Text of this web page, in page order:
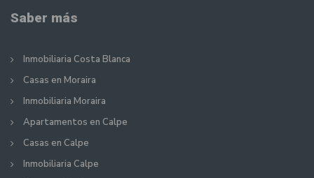
Saber más
Inmobiliaria Costa Blanca
Casas en Moraira
Inmobiliaria Moraira
Apartamentos en Calpe
Casas en Calpe
Inmobiliaria Calpe